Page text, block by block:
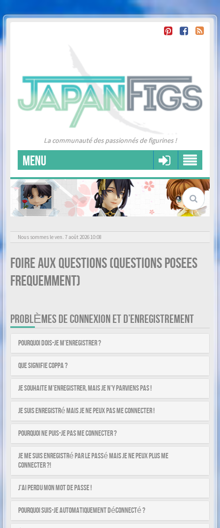
La communauté des passionnés de figurines !
MENU
Nous sommes le ven. 7 août 2026 10:08
Foire aux questions (Questions posees
frequemment)
PROBLÈMES DE CONNEXION ET D’ENREGISTREMENT
Pourquoi dois-je m’enregistrer ?
Que signifie COPPA ?
Je souhaite m’enregistrer, mais je n’y parviens pas !
Je suis enregistré mais je ne peux pas me connecter !
Pourquoi ne puis-je pas me connecter ?
Je me suis enregistré par le passé mais je ne peux plus me
connecter ?!
J’ai perdu mon mot de passe !
Pourquoi suis-je automatiquement déconnecté ?